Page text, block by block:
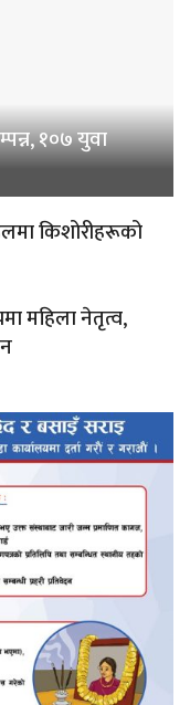
१०७ युवा
किशोरीहरूको
महिला नेतृत्व,